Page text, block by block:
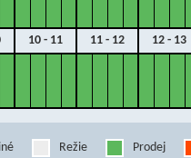
10 - 11 11 - 12 12 - 13
Režie Prodej